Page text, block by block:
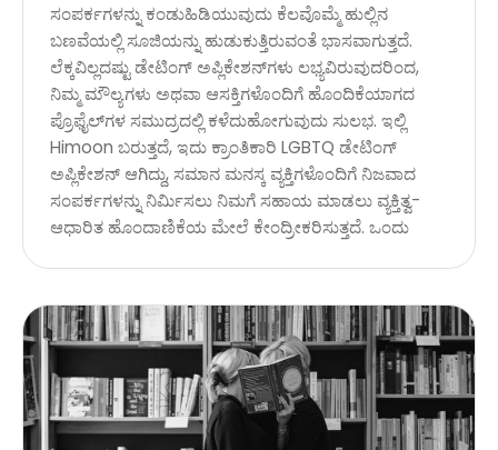
ಸಂಪರ್ಕಗಳನ್ನು ಕಂಡುಹಿಡಿಯುವುದು ಕೆಲವೊಮ್ಮೆ ಹುಲ್ಲಿನ
ಬಣವೆಯಲ್ಲಿ ಸೂಜಿಯನ್ನು ಹುಡುಕುತ್ತಿರುವಂತೆ ಭಾಸವಾಗುತ್ತದೆ.
ಲೆಕ್ಕವಿಲ್ಲದಷ್ಟು ಡೇಟಿಂಗ್ ಅಪ್ಲಿಕೇಶನ್‌ಗಳು ಲಭ್ಯವಿರುವುದರಿಂದ,
ನಿಮ್ಮ ಮೌಲ್ಯಗಳು ಅಥವಾ ಆಸಕ್ತಿಗಳೊಂದಿಗೆ ಹೊಂದಿಕೆಯಾಗದ
ಪ್ರೊಫೈಲ್‌ಗಳ ಸಮುದ್ರದಲ್ಲಿ ಕಳೆದುಹೋಗುವುದು ಸುಲಭ. ಇಲ್ಲಿ
Himoon ಬರುತ್ತದೆ, ಇದು ಕ್ರಾಂತಿಕಾರಿ LGBTQ ಡೇಟಿಂಗ್
ಅಪ್ಲಿಕೇಶನ್ ಆಗಿದ್ದು, ಸಮಾನ ಮನಸ್ಕ ವ್ಯಕ್ತಿಗಳೊಂದಿಗೆ ನಿಜವಾದ
ಸಂಪರ್ಕಗಳನ್ನು ನಿರ್ಮಿಸಲು ನಿಮಗೆ ಸಹಾಯ ಮಾಡಲು ವ್ಯಕ್ತಿತ್ವ-
ಆಧಾರಿತ ಹೊಂದಾಣಿಕೆಯ ಮೇಲೆ ಕೇಂದ್ರೀಕರಿಸುತ್ತದೆ. ಒಂದು